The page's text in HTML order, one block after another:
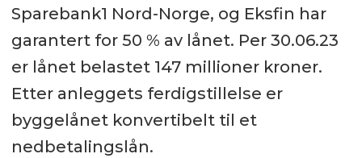
Sparebank1 Nord-Norge, og Eksfin har
garantert for 50 % av lånet. Per 30.06.23
er lånet belastet 147 millioner kroner.
Etter anleggets ferdigstillelse er
byggelånet konvertibelt til et
nedbetalingslån.